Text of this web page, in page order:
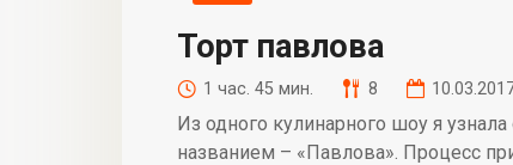
Торт павлова
1 час. 45 мин. 8
Из одного кулинарного шоу я
названием – «Павлова». Процесс